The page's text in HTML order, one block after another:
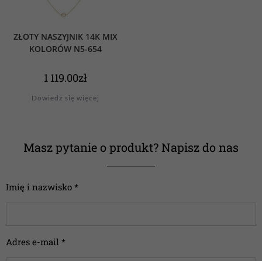
ZŁOTY NASZYJNIK 14K MIX
KOLORÓW N5-654
1 119.00zł
Dowiedz się więcej
Masz pytanie o produkt? Napisz do nas
Imię i nazwisko *
Adres e-mail *